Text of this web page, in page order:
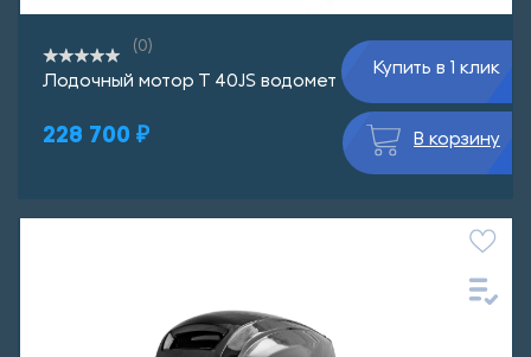
(0)
Лодочный мотор T 40JS водомет
228 700 ₽
Купить в 1 клик
В корзину